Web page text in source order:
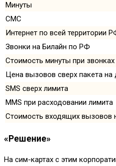
Минуты
СМС
Интернет по всей территории
Звонки на Билайн по РФ
Стоимость минуты при
Цена вызовов сверх пакета
SMS сверх лимита
MMS при расходовании лимита
Стоимость входящих вызовов
«Решение»
На сим-картах с этим